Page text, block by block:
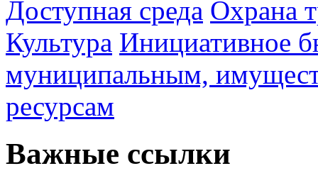
Доступная среда Охрана
Культура Инициативное
муниципальным,
ресурсам
Важные ссылки